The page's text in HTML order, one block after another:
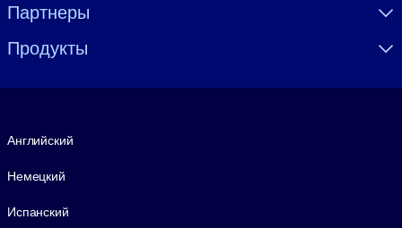
Партнеры
Продукты
Английский
Немецкий
Испанский